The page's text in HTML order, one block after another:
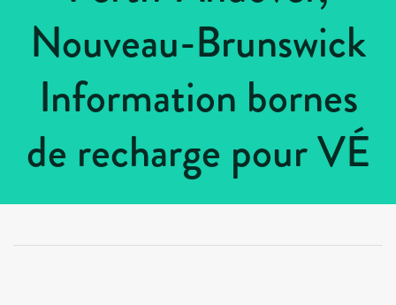
Nouveau-Brunswick
Information bornes
de recharge pour VÉ
> Nouveau-Brunswick